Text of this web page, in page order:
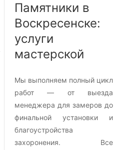
Памятники в
Воскресенске:
услуги
мастерской
Мы выполняем полный цикл
работ — от выезда
менеджера для замеров до
финальной установки и
благоустройства
захоронения. Все